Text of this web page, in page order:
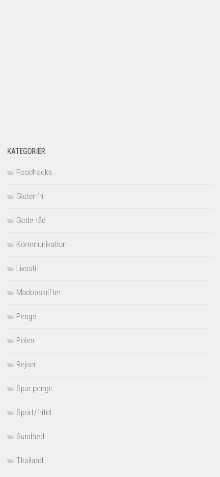
KATEGORIER
Foodhacks
Glutenfri
Gode råd
Kommunikation
Livsstil
Madopskrifter
Penge
Polen
Rejser
Spar penge
Sport/fritid
Sundhed
Thailand